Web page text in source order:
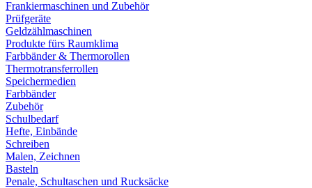
Frankiermaschinen und Zubehör
Prüfgeräte
Geldzählmaschinen
Produkte fürs Raumklima
Farbbänder & Thermorollen
Thermotransferrollen
Speichermedien
Farbbänder
Zubehör
Schulbedarf
Hefte, Einbände
Schreiben
Malen, Zeichnen
Basteln
Penale, Schultaschen und Rucksäcke